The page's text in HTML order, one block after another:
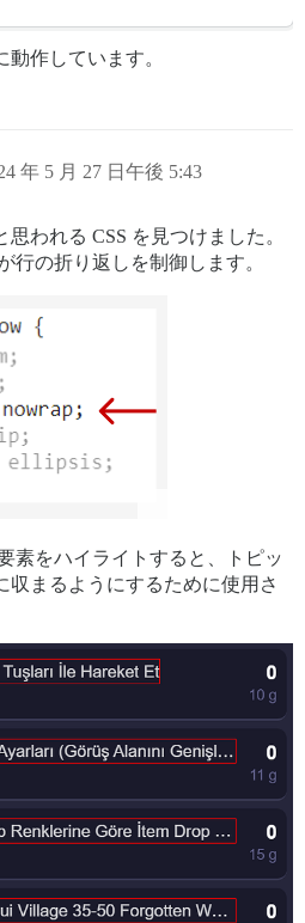
作しています。
年 5 月 27 日午後 5:43
われる CSS を見つけました。
行の折り返しを制御します。
素をハイライトすると、トピッ
収まるようにするために使用さ